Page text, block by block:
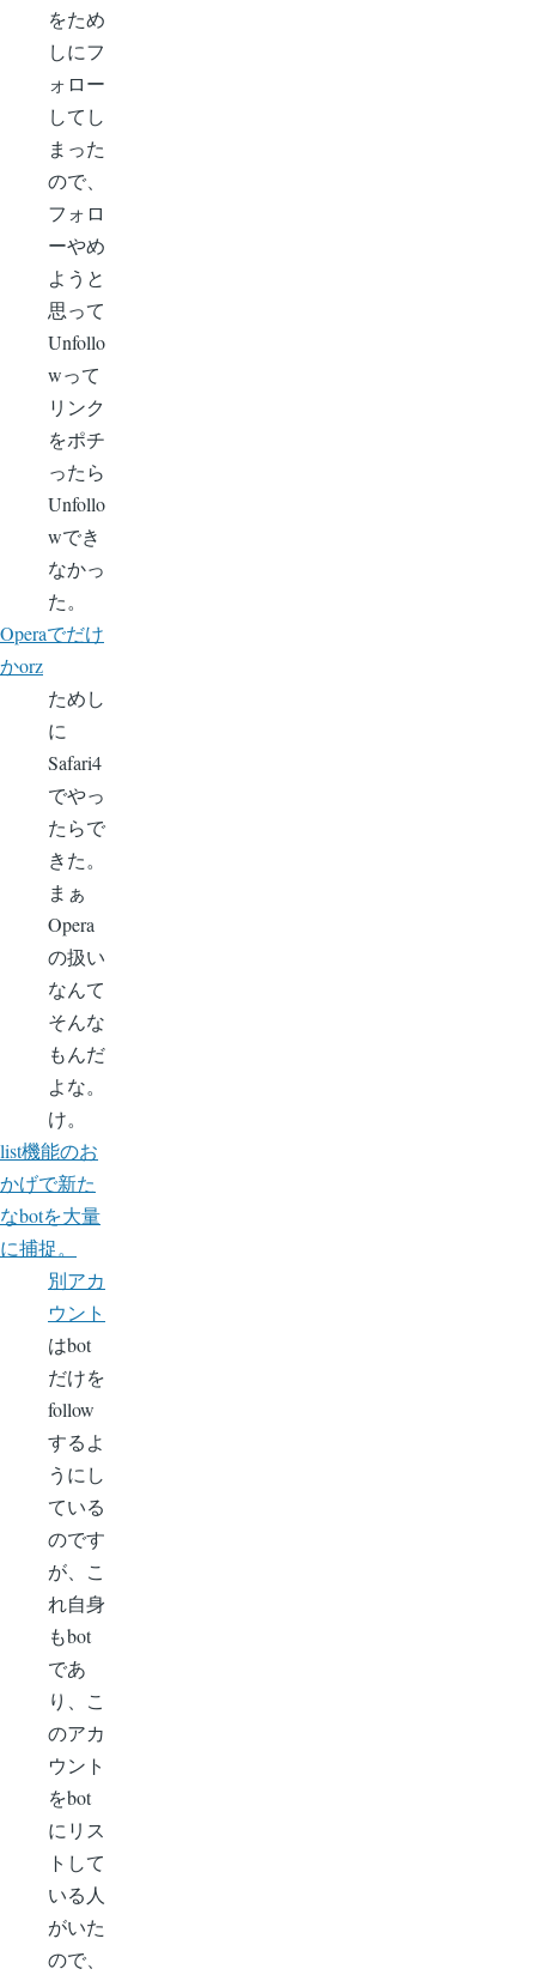
をため
しにフ
ォロー
してし
まった
ので、
フォロ
ーやめ
ようと
思って
Unfollo
wって
リンク
をポチ
ったら
Unfollo
wでき
なかっ
た。
Operaでだけ
かorz
ためし
に
Safari4
でやっ
たらで
きた。
まぁ
Opera
の扱い
なんて
そんな
もんだ
よな。
け。
list機能のお
かげで新た
なbotを大量
に捕捉。
別アカ
ウント
はbot
だけを
follow
するよ
うにし
ている
のです
が、こ
れ自身
もbot
であ
り、こ
のアカ
ウント
をbot
にリス
トして
いる人
がいた
ので、